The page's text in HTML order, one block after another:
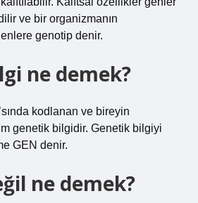
ve bir organizmanın
genotip denir.
ne demek?
kodlanan ve bireyin
genetik bilgidir. Genetik bilgiyi
GEN denir.
ne demek?